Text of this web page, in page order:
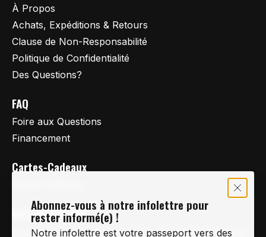
À Propos
Achats, Expéditions & Retours
Clause de Non-Responsabilité
Politique de Confidentialité
Des Questions?
FAQ
Foire aux Questions
Financement
Cartes-Cadeaux
Vertige Vélo Ski
La référence en vélo de route, vélo de montagne et
Abonnez-vous à notre infolettre pour
rester informé(e) !
Notre infolettre est votre passeport vers des